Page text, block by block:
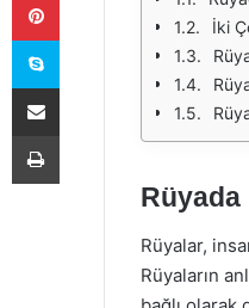
İki
Rüyada
Rüyalar,
Rüyaların
Skype
E-Posta ile paylaş